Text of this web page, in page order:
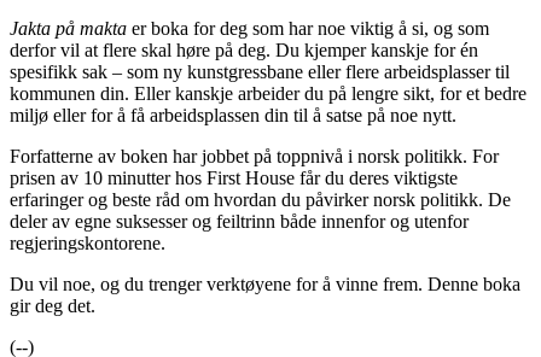
Jakta på makta er boka for deg som har noe viktig å si, og som
derfor vil at flere skal høre på deg. Du kjemper kanskje for én
spesifikk sak – som ny kunstgressbane eller flere arbeidsplasser til
kommunen din. Eller kanskje arbeider du på lengre sikt, for et bedre
miljø eller for å få arbeidsplassen din til å satse på noe nytt.
Forfatterne av boken har jobbet på toppnivå i norsk politikk. For
prisen av 10 minutter hos First House får du deres viktigste
erfaringer og beste råd om hvordan du påvirker norsk politikk. De
deler av egne suksesser og feiltrinn både innenfor og utenfor
regjeringskontorene.
Du vil noe, og du trenger verktøyene for å vinne frem. Denne boka
gir deg det.
(--)